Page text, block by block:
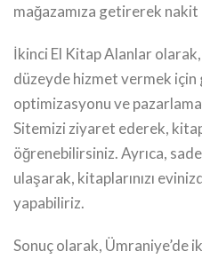
mağazamıza getirerek
İkinci El Kitap Alanlar
düzeyde hizmet vermek için
optimizasyonu ve
Sitemizi ziyaret ederek,
öğrenebilirsiniz. Ayrıca,
ulaşarak, kitaplarınızı
yapabiliriz.
Sonuç olarak, Ümraniye’de